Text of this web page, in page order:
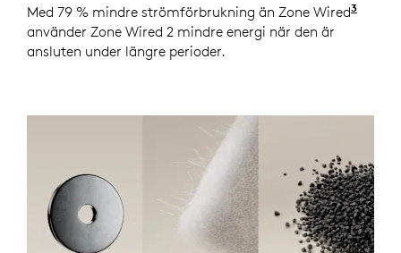
Med 79 % mindre strömförbrukning än Zone Wired3
använder Zone Wired 2 mindre energi när den är
ansluten under längre perioder.